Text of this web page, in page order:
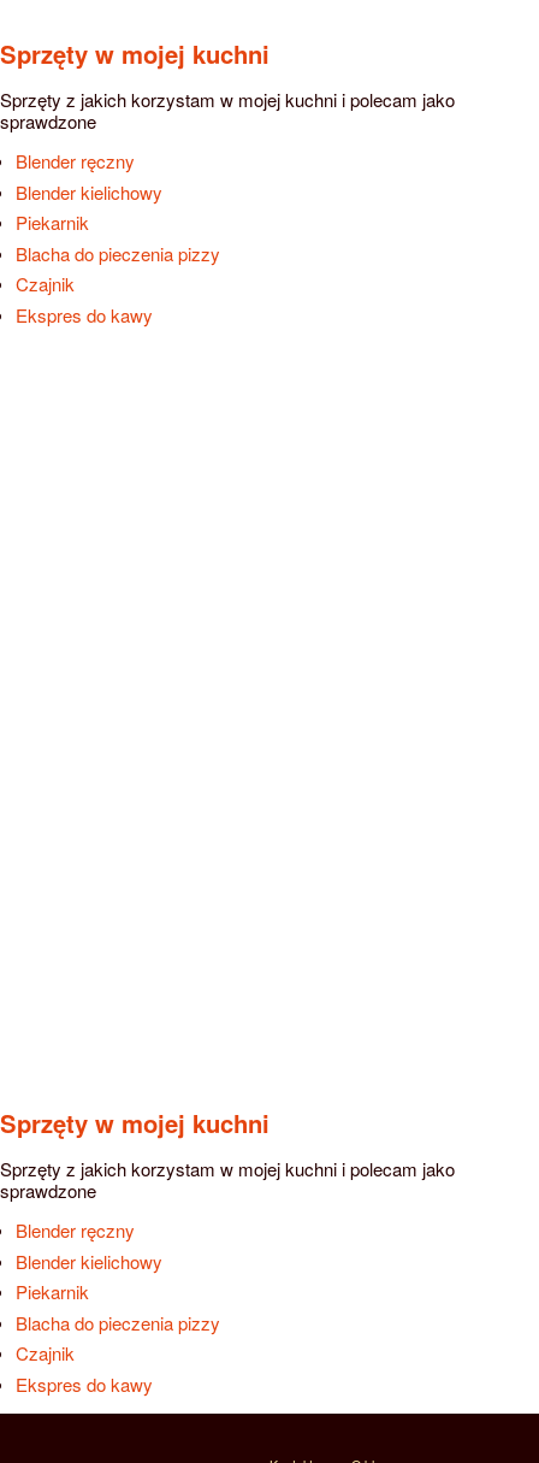
Sprzęty w mojej kuchni
Sprzęty z jakich korzystam w mojej kuchni i polecam jako
sprawdzone
Blender ręczny
Blender kielichowy
Piekarnik
Blacha do pieczenia pizzy
Czajnik
Ekspres do kawy
Sprzęty w mojej kuchni
Sprzęty z jakich korzystam w mojej kuchni i polecam jako
sprawdzone
Blender ręczny
Blender kielichowy
Piekarnik
Blacha do pieczenia pizzy
Czajnik
Ekspres do kawy